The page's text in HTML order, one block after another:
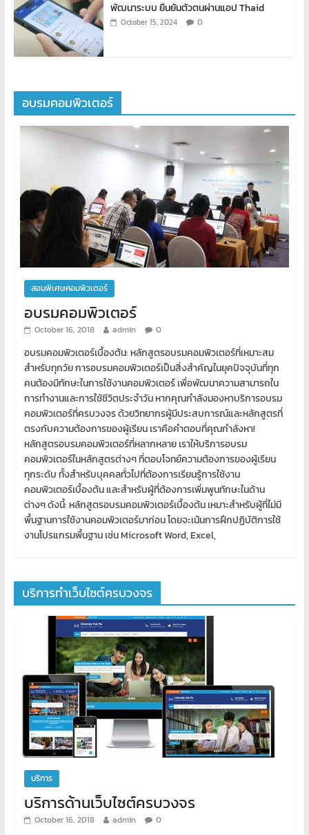
พัฒนาระบบ ยืนยันตัวตนผ่านแอป Thaid
October 15, 2024 0
อบรมคอมพิวเตอร์
สอนพิเศษคอมพิวเตอร์
อบรมคอมพิวเตอร์
October 16, 2018 admin 0
อบรมคอมพิวเตอร์เบื้องต้น: หลักสูตรอบรมคอมพิวเตอร์ที่เหมาะสม
สำหรับทุกวัย การอบรมคอมพิวเตอร์เป็นสิ่งสำคัญในยุคปัจจุบันที่ทุก
คนต้องมีทักษะในการใช้งานคอมพิวเตอร์ เพื่อพัฒนาความสามารถใน
การทำงานและการใช้ชีวิตประจำวัน หากคุณกำลังมองหาบริการอบรม
คอมพิวเตอร์ที่ครบวงจร ด้วยวิทยากรผู้มีประสบการณ์และหลักสูตรที่
ตรงกับความต้องการของผู้เรียน เราคือคำตอบที่คุณกำลังหา!
หลักสูตรอบรมคอมพิวเตอร์ที่หลากหลาย เราให้บริการอบรม
คอมพิวเตอร์ในหลักสูตรต่างๆ ที่ตอบโจทย์ความต้องการของผู้เรียน
ทุกระดับ ทั้งสำหรับบุคคลทั่วไปที่ต้องการเรียนรู้การใช้งาน
คอมพิวเตอร์เบื้องต้น และสำหรับผู้ที่ต้องการเพิ่มพูนทักษะในด้าน
ต่างๆ ดังนี้: หลักสูตรอบรมคอมพิวเตอร์เบื้องต้น เหมาะสำหรับผู้ที่ไม่มี
พื้นฐานการใช้งานคอมพิวเตอร์มาก่อน โดยจะเน้นการฝึกปฏิบัติการใช้
งานโปรแกรมพื้นฐาน เช่น Microsoft Word, Excel,
บริการทำเว็บไซต์ครบวงจร
บริการ
บริการด้านเว็บไซต์ครบวงจร
October 16, 2018 admin 0